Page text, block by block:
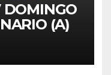
DOMINGO
(A)